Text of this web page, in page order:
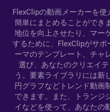
FlexClipの動画メーカーを
簡単にまとめることができ
地位を向上させたり、マー
するために、FlexClipがサ
ーマのテンプレート、チャ
選び、あなたのクリエイ
う。要素ライブラリには新
円グラフなどトレンド動画
できます。また、トランジ
イなどを使って、あなたの